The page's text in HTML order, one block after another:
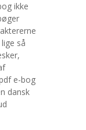
ikke
så
e-bog
dansk